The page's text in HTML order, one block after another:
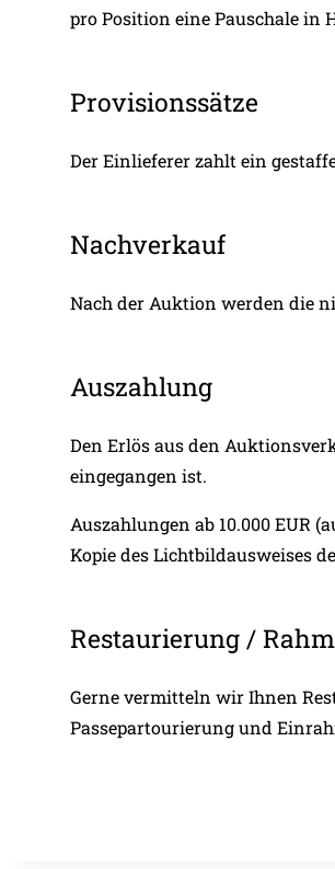
pro Position eine Pauschale in
Provisionssätze
Der Einlieferer zahlt ein
Nachverkauf
Nach der Auktion werden die
Auszahlung
Den Erlös aus den
eingegangen ist.
Auszahlungen ab 10.000 EUR
Kopie des Lichtbildausweises
Restaurierung /
Gerne vermitteln wir Ihnen
Passepartourierung und